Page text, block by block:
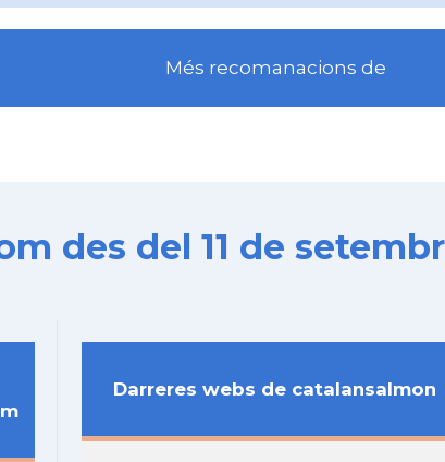
Més recomanacions de
des del 11 de
Darreres webs de catalansalmon